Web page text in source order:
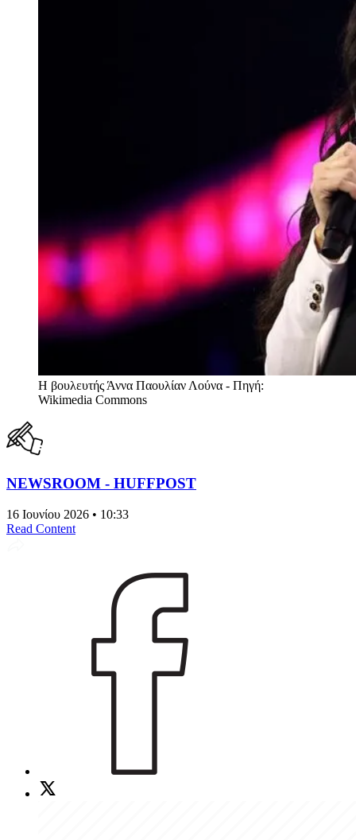
Η βουλευτής Άννα Παουλίαν Λούνα - Πηγή:
Wikimedia Commons
NEWSROOM - HUFFPOST
16 Ιουνίου 2026 • 10:33
Read Content